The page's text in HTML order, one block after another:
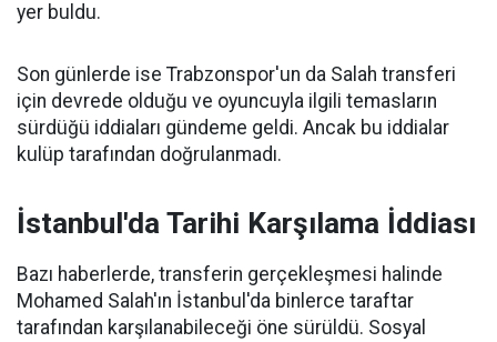
yer buldu.
Son günlerde ise Trabzonspor'un da Salah transferi
için devrede olduğu ve oyuncuyla ilgili temasların
sürdüğü iddiaları gündeme geldi. Ancak bu iddialar
kulüp tarafından doğrulanmadı.
İstanbul'da Tarihi Karşılama İddiası
Bazı haberlerde, transferin gerçekleşmesi halinde
Mohamed Salah'ın İstanbul'da binlerce taraftar
tarafından karşılanabileceği öne sürüldü. Sosyal